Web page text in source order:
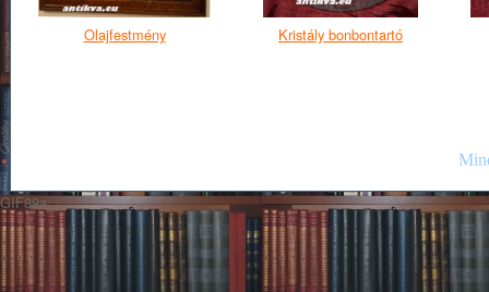
Olajfestmény Kristály bonbontartó
GIF89a;